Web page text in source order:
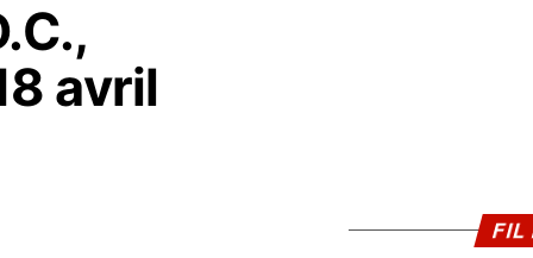
avril
FIL